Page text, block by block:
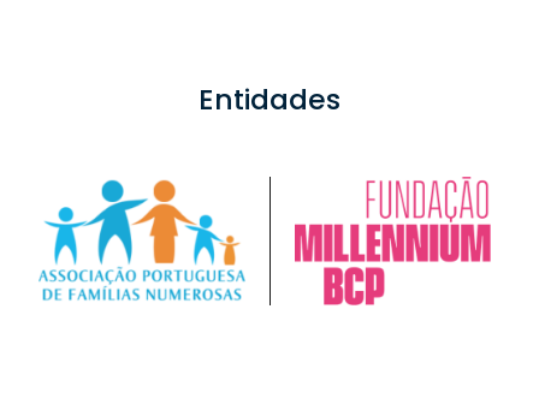
Entidades